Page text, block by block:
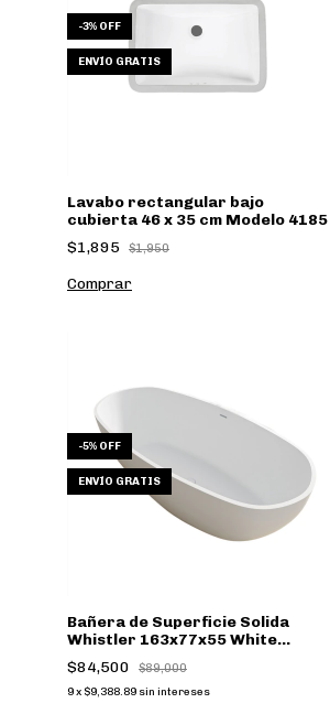
-3% OFF
ENVÍO GRATIS
Lavabo rectangular bajo
cubierta 46 x 35 cm Modelo 4185
$1,895
$1,950
-5% OFF
ENVÍO GRATIS
Bañera de Superficie Solida
Whistler 163x77x55 White
Design
$84,500 $89,000
9x $9,388.89 sin intereses